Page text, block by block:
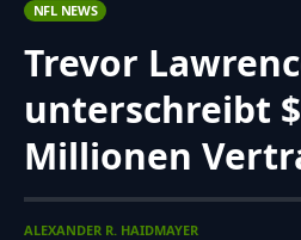
NFL NEWS
Trevor
unterschreibt
Millionen
ALEXANDER R. HAIDMAYER